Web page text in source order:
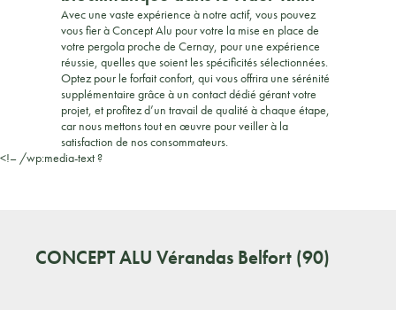
Avec une vaste expérience à notre actif, vous pouvez
vous fier à Concept Alu pour votre la mise en place de
votre pergola proche de Cernay, pour une expérience
réussie, quelles que soient les spécificités sélectionnées.
Optez pour le forfait confort, qui vous offrira une sérénité
supplémentaire grâce à un contact dédié gérant votre
projet, et profitez d’un travail de qualité à chaque étape,
car nous mettons tout en œuvre pour veiller à la
satisfaction de nos consommateurs.
<!– /wp:media-text ?
CONCEPT ALU Vérandas Belfort (90)